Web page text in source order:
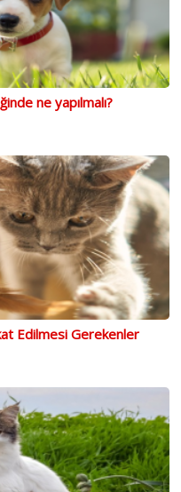
ne yapılmalı?
Edilmesi Gerekenler